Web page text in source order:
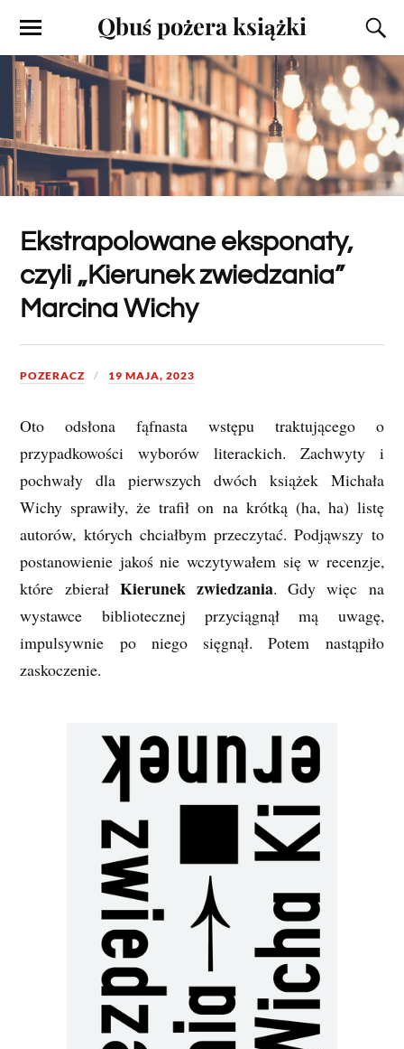
Qbuś pożera książki
Ekstrapolowane eksponaty,
czyli „Kierunek zwiedzania”
Marcina Wichy
POZERACZ 19 MAJA, 2023
Oto odsłona fąfnasta wstępu traktującego o
przypadkowości wyborów literackich. Zachwyty i
pochwały dla pierwszych dwóch książek Michała
Wichy sprawiły, że trafił on na krótką (ha, ha) listę
autorów, których chciałbym przeczytać. Podjąwszy to
postanowienie jakoś nie wczytywałem się w recenzje,
które zbierał Kierunek zwiedzania. Gdy więc na
wystawce bibliotecznej przyciągnął mą uwagę,
impulsywnie po niego sięgnął. Potem nastąpiło
zaskoczenie.